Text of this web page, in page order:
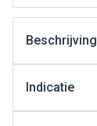
Beschrijving
Indicatie